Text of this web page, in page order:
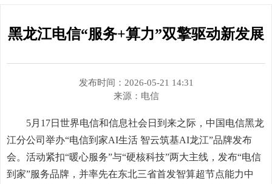
黑龙江电信“服务+算力”双擎驱动新发展
发布时间：2026-05-21 14:31
来源： 电信
5月17日世界电信和信息社会日到来之际，中国电信黑龙
江分公司举办“电信到家AI生活 智云筑基AI龙江”品牌发布
会。活动紧扣“暖心服务”与“硬核科技”两大主线，发布“电信
到家”服务品牌，并率先在东北三省首发智算超节点能力中